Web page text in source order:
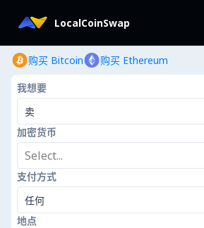
LocalCoinSwap
购买 Bitcoin 购买 Ethereum
我想要
卖
加密货币
Select...
支付方式
任何
地点